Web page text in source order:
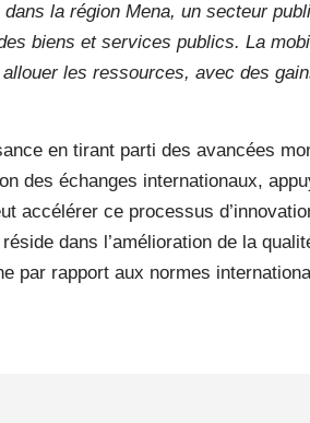
la région Mena, un secteur
biens et services publics. La
les ressources, avec des
en tirant parti des avancées
des échanges internationaux,
accélérer ce processus
dans l’amélioration de la
par rapport aux normes